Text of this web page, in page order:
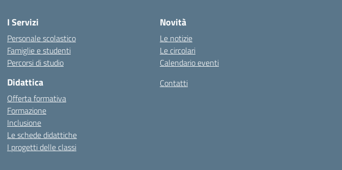
I Servizi
Personale scolastico
Famiglie e studenti
Percorsi di studio
Didattica
Offerta formativa
Formazione
Inclusione
Le schede didattiche
I progetti delle classi
Novità
Le notizie
Le circolari
Calendario eventi
Contatti